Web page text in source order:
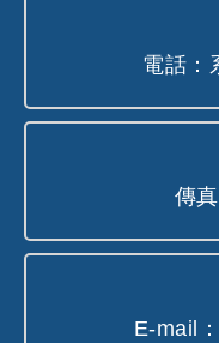
電話：
傳
E-mail